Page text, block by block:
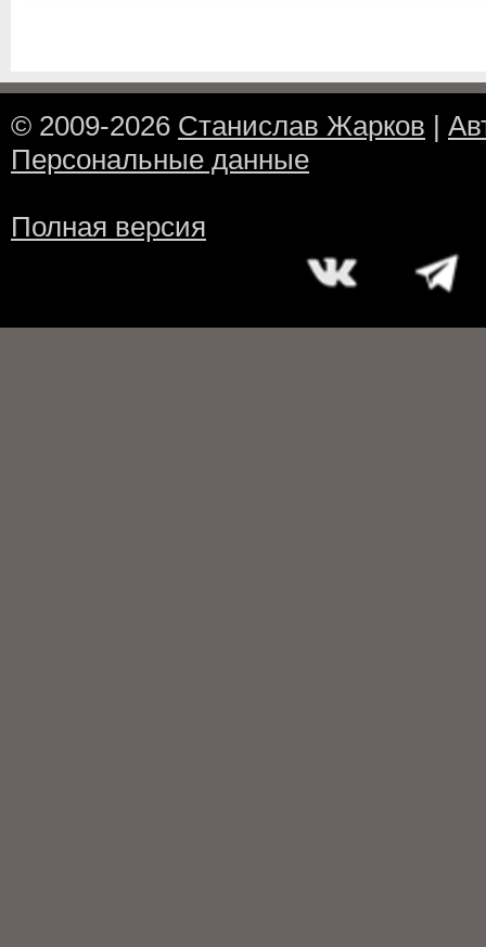
© 2009-2026 Станислав Жарков |
Персональные данные
Полная версия